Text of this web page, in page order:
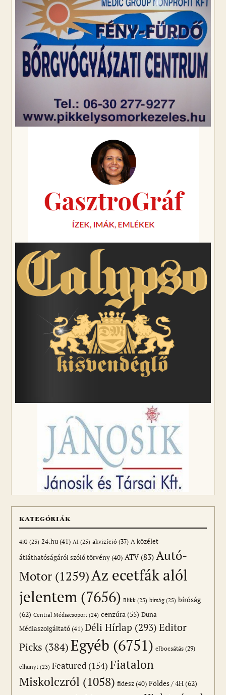
KATEGÓRIÁK
4iG (23) 24.hu(41) AI (25) akvizíció (37) A közélet
átláthatóságáról szóló törvény(40) ATV(83) Autó-
Motor (1259)Az ecetfák alól
jelentem (7656) Blikk (25) bírság (25) bíróság
(62) Central Médiacsoport (24) cenzúra(55) Duna
Médiaszolgáltató(41) Déli Hírlap (293) Editor
Picks (384)Egyéb (6751) elbocsátás (29)
elhunyt (23) Featured (154) Fiatalon
Miskolczról (1058) fidesz(40) Földes / 4H(62)